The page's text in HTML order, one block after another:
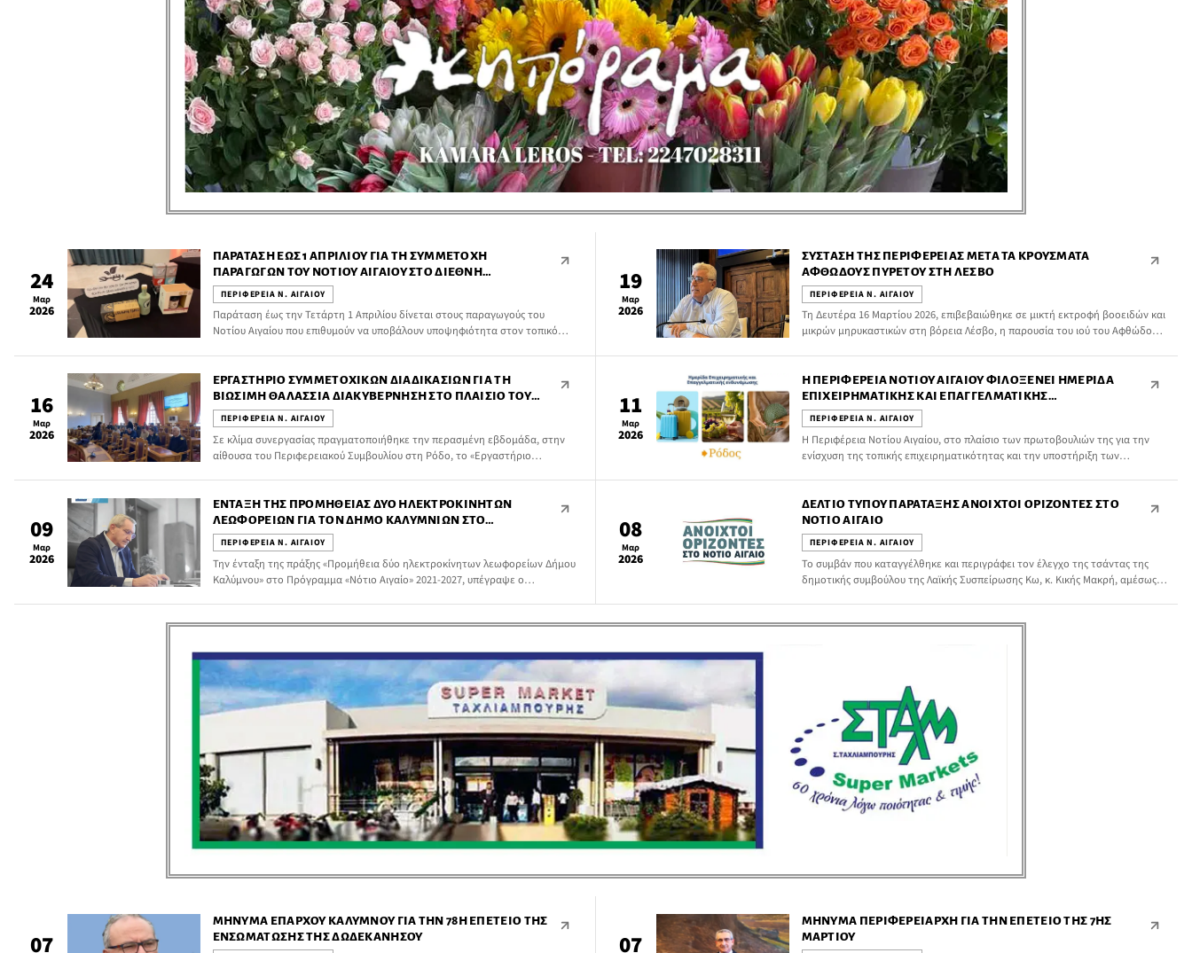
24
Μαρ
2026
ΠΑΡΆΤΑΣΗ ΈΩΣ 1 ΑΠΡΙΛΊΟΥ ΓΙΑ ΤΗ ΣΥΜΜΕΤΟΧΉ
ΠΑΡΑΓΩΓΏΝ ΤΟΥ ΝΟΤΊΟΥ ΑΙΓΑΊΟΥ ΣΤΟ ΔΙΕΘΝΉ
ΔΙΑΓΩΝΙΣΜΌ “WORLD FOOD GIFT CHALLENGE”
ΠΕΡΙΦΕΡΕΙΑ Ν. ΑΙΓΑΙΟΥ
Παράταση έως την Τετάρτη 1 Απριλίου δίνεται στους παραγωγούς του
Νοτίου Αιγαίου που επιθυμούν να υποβάλουν υποψηφιότητα στον τοπικό
στην Κρήτη, στις 19 Μαΐου 2026.
19
Μαρ
2026
ΣΎΣΤΑΣΗ ΤΗΣ ΠΕΡΙΦΈΡΕΙΑΣ ΜΕΤΆ ΤΑ ΚΡΟΎΣΜΑΤΑ
ΑΦΘΏΔΟΥΣ ΠΥΡΕΤΟΎ ΣΤΗ ΛΈΣΒΟ
ΠΕΡΙΦΕΡΕΙΑ Ν. ΑΙΓΑΙΟΥ
Τη Δευτέρα 16 Μαρτίου 2026, επιβεβαιώθηκε σε μικτή εκτροφή βοοειδών και
μικρών μηρυκαστικών στη βόρεια Λέσβο, η παρουσία του ιού του Αφθώδους
16
Μαρ
2026
ΕΡΓΑΣΤΉΡΙΟ ΣΥΜΜΕΤΟΧΙΚΏΝ ΔΙΑΔΙΚΑΣΙΏΝ ΓΙΑ ΤΗ
ΒΙΏΣΙΜΗ ΘΑΛΆΣΣΙΑ ΔΙΑΚΥΒΈΡΝΗΣΗ ΣΤΟ ΠΛΑΊΣΙΟ ΤΟΥ
ΈΡΓΟΥ A-AAGORA
ΠΕΡΙΦΕΡΕΙΑ Ν. ΑΙΓΑΙΟΥ
Σε κλίμα συνεργασίας πραγματοποιήθηκε την περασμένη εβδομάδα, στην
αίθουσα του Περιφερειακού Συμβουλίου στη Ρόδο, το «Εργαστήριο
11
Μαρ
2026
Η ΠΕΡΙΦΈΡΕΙΑ ΝΟΤΊΟΥ ΑΙΓΑΊΟΥ ΦΙΛΟΞΕΝΕΊ ΗΜΕΡΊΔΑ
ΕΠΙΧΕΙΡΗΜΑΤΙΚΉΣ ΚΑΙ ΕΠΑΓΓΕΛΜΑΤΙΚΉΣ
ΕΝΔΥΝΆΜΩΣΗΣ ΣΤΗ ΡΌΔΟ
ΠΕΡΙΦΕΡΕΙΑ Ν. ΑΙΓΑΙΟΥ
Η Περιφέρεια Νοτίου Αιγαίου, στο πλαίσιο των πρωτοβουλιών της για την
ενίσχυση της τοπικής επιχειρηματικότητας και την υποστήριξη των
Greece, με την υποστήριξη του TUI Care Foundation και σε συνεργασία με το
The Rhodes Co-Lab Sustainable Destination.
09
Μαρ
2026
ΈΝΤΑΞΗ ΤΗΣ ΠΡΟΜΉΘΕΙΑΣ ΔΎΟ ΗΛΕΚΤΡΟΚΊΝΗΤΩΝ
ΛΕΩΦΟΡΕΊΩΝ ΓΙΑ ΤΟΝ ΔΉΜΟ ΚΑΛΥΜΝΊΩΝ ΣΤΟ
ΠΡΌΓΡΑΜΜΑ «ΝΌΤΙΟ ΑΙΓΑΊΟ» 2021-2027
ΠΕΡΙΦΕΡΕΙΑ Ν. ΑΙΓΑΙΟΥ
Την ένταξη της πράξης «Προμήθεια δύο ηλεκτροκίνητων λεωφορείων Δήμου
Καλύμνου» στο Πρόγραμμα «Νότιο Αιγαίο» 2021-2027, υπέγραψε ο
στο νησί.
08
Μαρ
2026
ΔΕΛΤΊΟ ΤΎΠΟΥ ΠΑΡΆΤΑΞΗΣ ΑΝΟΙΧΤΟΊ ΟΡΊΖΟΝΤΕΣ ΣΤΟ
ΝΌΤΙΟ ΑΙΓΑΊΟ
ΠΕΡΙΦΕΡΕΙΑ Ν. ΑΙΓΑΙΟΥ
Το συμβάν που καταγγέλθηκε και περιγράφει τον έλεγχο της τσάντας της
δημοτικής συμβούλου της Λαϊκής Συσπείρωσης Κω, κ. Κικής Μακρή, αμέσως
μπορεί να περάσει ως ένα «απλό περιστατικό».
07
ΜΉΝΥΜΑ ΕΠΆΡΧΟΥ ΚΑΛΎΜΝΟΥ ΓΙΑ ΤΗΝ 78Η ΕΠΈΤΕΙΟ ΤΗΣ
ΕΝΣΩΜΆΤΩΣΗΣ ΤΗΣ ΔΩΔΕΚΑΝΉΣΟΥ
07
ΜΉΝΥΜΑ ΠΕΡΙΦΕΡΕΙΆΡΧΗ ΓΙΑ ΤΗΝ ΕΠΈΤΕΙΟ ΤΗΣ 7ΗΣ
ΜΑΡΤΊΟΥ